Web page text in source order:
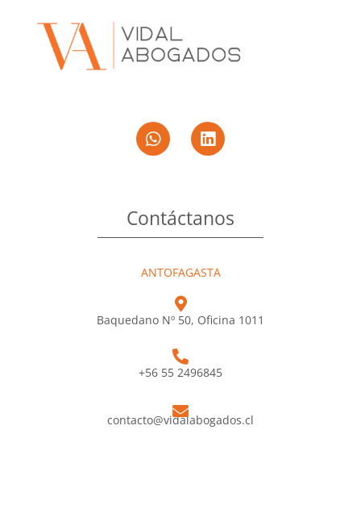
Contáctanos
ANTOFAGASTA
Baquedano Nº 50, Oficina 1011
+56 55 2496845
contacto@vidalabogados.cl